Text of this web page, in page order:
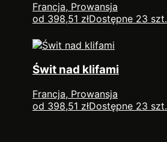
Francja, Prowansja
od 398,51 złDostępne 23 szt.
Świt nad klifami
Francja, Prowansja
od 398,51 złDostępne 23 szt.